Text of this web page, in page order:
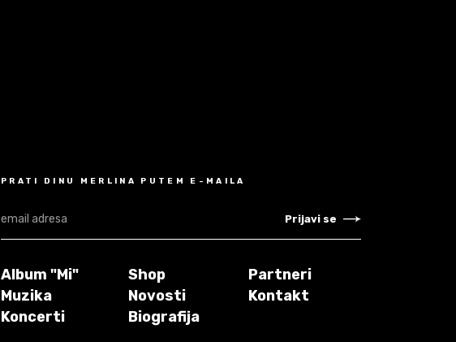
PRATI DINU MERLINA PUTEM E-MAILA
Prijavi se
Album "Mi"
Muzika
Koncerti
Shop
Novosti
Biografija
Partneri
Kontakt